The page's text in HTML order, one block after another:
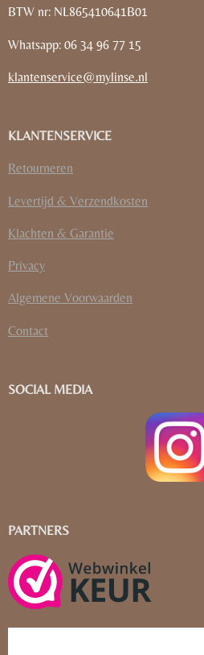
BTW nr: NL865410641B01
Whatsapp: 06 34 96 77 15
klantenservice@mylinse.nl
KLANTENSERVICE
Retourneren
Levertijd & Verzendkosten
Klachten & Garantie
Privacy
Algemene Voorwaarden
Contact
SOCIAL MEDIA
PARTNERS